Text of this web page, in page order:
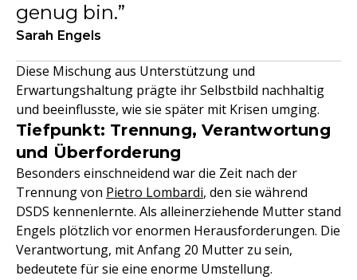
genug bin.
Sarah Engels
Diese Mischung aus Unterstützung und
Erwartungshaltung prägte ihr Selbstbild nachhaltig
und beeinflusste, wie sie später mit Krisen umging.
Tiefpunkt: Trennung, Verantwortung
und Überforderung
Besonders einschneidend war die Zeit nach der
Trennung von Pietro Lombardi, den sie während
DSDS kennenlernte. Als alleinerziehende Mutter stand
Engels plötzlich vor enormen Herausforderungen. Die
Verantwortung, mit Anfang 20 Mutter zu sein,
bedeutete für sie eine enorme Umstellung.